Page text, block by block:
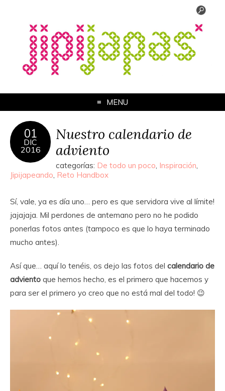
MENU
01
DIC
2016
Nuestro calendario de
adviento
categorías: De todo un poco, Inspiración,
Jipijapeando, Reto Handbox
Sí, vale, ya es día uno… pero es que servidora vive al límite!
jajajaja. Mil perdones de antemano pero no he podido
ponerlas fotos antes (tampoco es que lo haya terminado
mucho antes).
Así que… aquí lo tenéis, os dejo las fotos del calendario de
adviento que hemos hecho, es el primero que hacemos y
para ser el primero yo creo que no está mal del todo! 😉